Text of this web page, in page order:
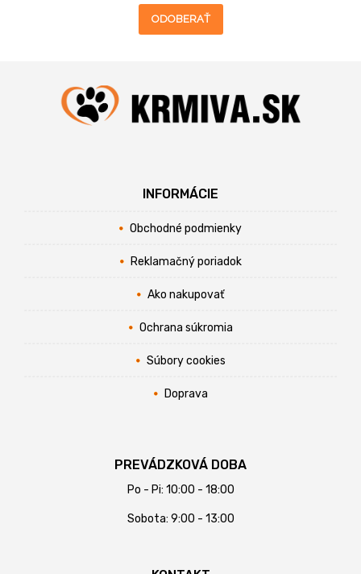
ODOBERAŤ
INFORMÁCIE
Obchodné podmienky
Reklamačný poriadok
Ako nakupovať
Ochrana súkromia
Súbory cookies
Doprava
PREVÁDZKOVÁ DOBA
Po - Pi: 10:00 - 18:00
Sobota: 9:00 - 13:00